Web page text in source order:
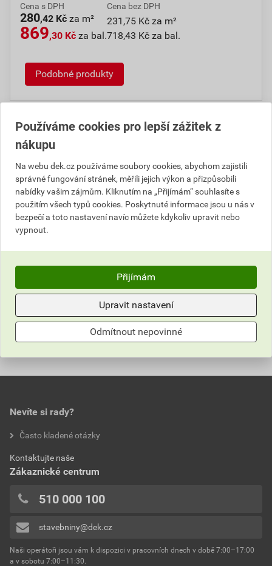
Cena s DPH
280,42 Kč za m²
869,30 Kč za bal.
Cena bez DPH
231,75 Kč za m²
718,43 Kč za bal.
Podobné produkty
Výrobky značky:IKO
Popis
Dvouvrstvé šindele s prostorovým vzhledem a
optimalizovaným dvojitým místem pro přibíjení
Aktuální prodejní cena po slevě 55% z ceníkové ceny
718,43 Kč
869,30 Kč
poskytnutím slevy
bez DPH za bal.
Aktuální prodejní porovnávací cena po slevě 55% z
ceníkové ceny
231,75 Kč
riviera red 55
typ Cambridge Xpress
Hodnocení
0,0
hodnotilo 0 uživatelů
Přidávat hodnocení může pouze přihlášený uživatel.
Nevíte si rady?
Často kladené otázky
Kontaktujte naše
Zákaznické centrum
510 000 100
stavebniny@dek.cz
Naši operátoři jsou vám k dispozici v pracovních dnech v době 7:00–17:00
a v sobotu 7:00–11:30.
Používáme cookies pro lepší zážitek z
nákupu
Na webu dek.cz používáme soubory cookies, abychom zajistili
správné fungování stránek, měřili jejich výkon a přizpůsobili
nabídky vašim zájmům. Kliknutím na „Přijímám“ souhlasíte s
použitím všech typů cookies. Poskytnuté informace jsou u nás v
bezpečí a toto nastavení navíc můžete kdykoliv upravit nebo
vypnout.
Přijímám
Upravit nastavení
Odmítnout nepovinné